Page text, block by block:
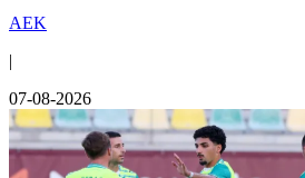
ΑΕΚ
|
07-08-2026